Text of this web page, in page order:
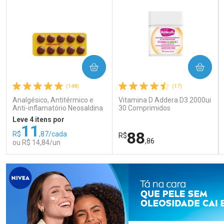
(148)
Analgésico, Antitérmico e
Anti-inflamatório Neosaldina
30mg + 300mg + 30mg 10
Drágeas
Leve 4 itens por
R$11 ,87/cada
ou R$ 14,84/un
COMPRAR
FECHAR
Laboratório
FECHAR
Por Menos
(17)
Vitamina D Addera D3 2000ui
30 Comprimidos
R$88,86
COMPRAR
Laboratório
Por Menos